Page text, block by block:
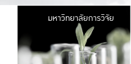
มหาวิ
มีพื้นที่เขียวสดใส
เป็นป่าในเมือง เกษต
มหาวิทยาลัยการวิจัย